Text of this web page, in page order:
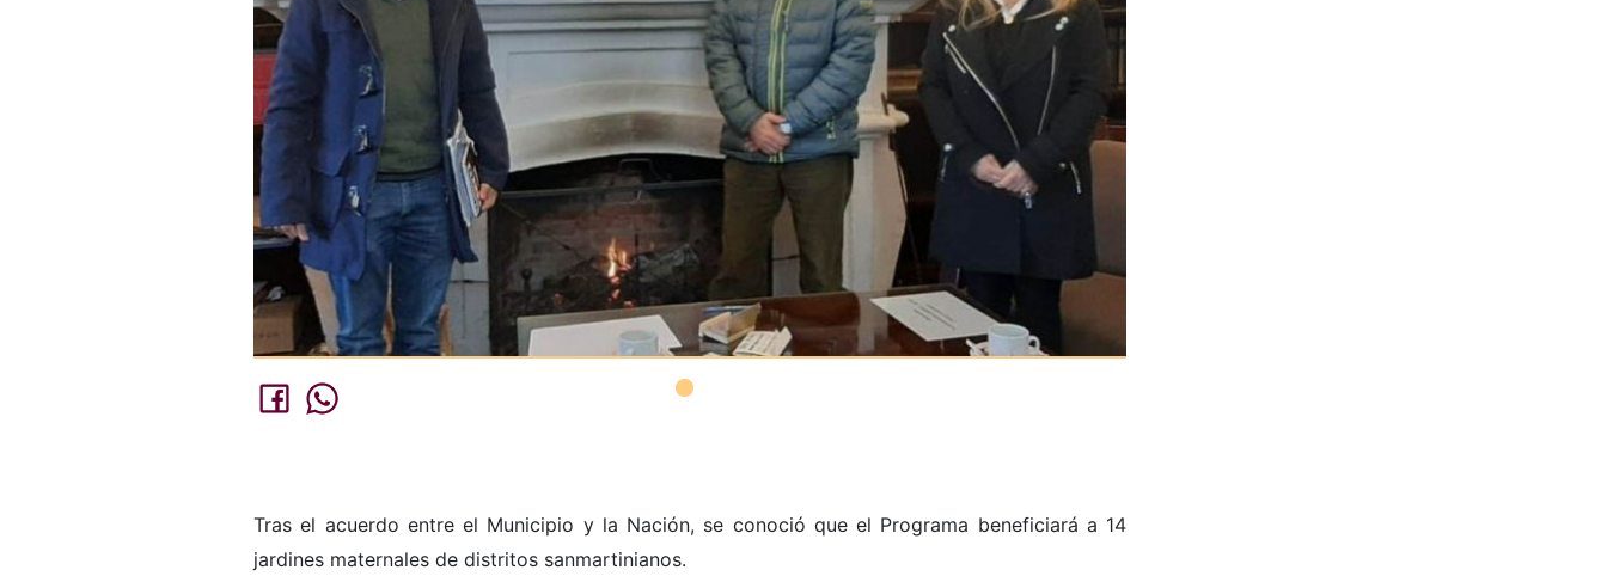
Tras el acuerdo entre el Municipio y la Nación, se conoció que el Programa beneficiará a 14
jardines maternales de distritos sanmartinianos.